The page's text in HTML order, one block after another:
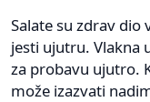
Salate su zdrav dio
jesti ujutru. Vlakna
za probavu ujutro.
može izazvati